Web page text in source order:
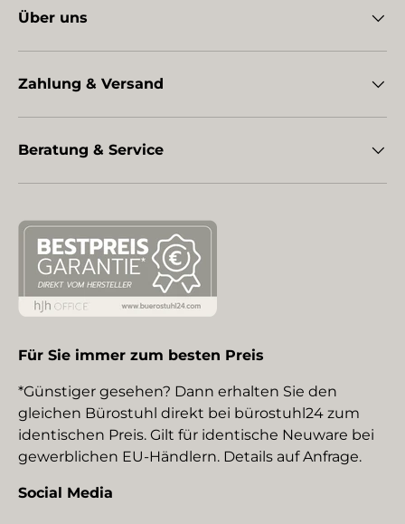
Über uns
Zahlung & Versand
Beratung & Service
Für Sie immer zum besten Preis
*Günstiger gesehen? Dann erhalten Sie den
gleichen Bürostuhl direkt bei bürostuhl24 zum
identischen Preis. Gilt für identische Neuware bei
gewerblichen EU-Händlern. Details auf Anfrage.
Social Media